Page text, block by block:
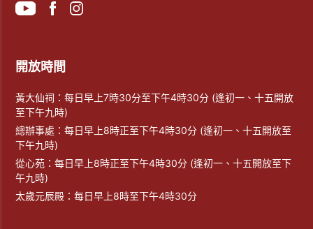
開放時間
黃大仙祠：每日早上7時30分至下午4時30分 (逢初一、十五開放
至下午九時)
總辦事處：每日早上8時正至下午4時30分 (逢初一、十五開放至
下午九時)
從心苑：每日早上8時正至下午4時30分 (逢初一、十五開放至下
午九時)
太歲元辰殿：每日早上8時至下午4時30分